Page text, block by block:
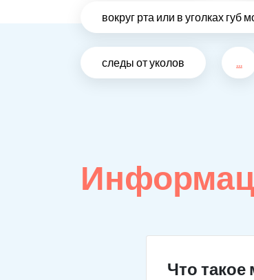
вокруг рта или в уголках
следы от уколов ...
Что